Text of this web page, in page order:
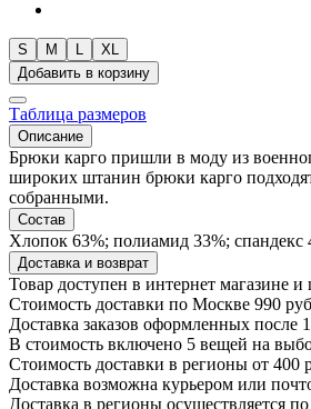
S M
XL
Добавить в корзину
Таблица размеров
Описание
Брюки карго пришли в моду из
широких штанин брюки карго
собранными.
Состав
Хлопок 63%; полиамид 33%; спандекс
Доставка и возврат
Товар доступен в интернет магазине и
Стоимость доставки по Москве 990
Доставка заказов оформленных после
В стоимость включено 5 вещей на
Стоимость доставки в регионы от 400
Доставка возможна курьером или
Доставка в регионы осуществляется